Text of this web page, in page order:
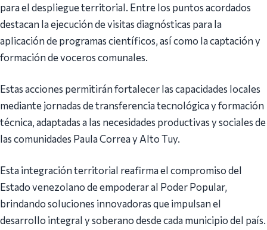
para el despliegue territorial. Entre los puntos acordados
destacan la ejecución de visitas diagnósticas para la
aplicación de programas científicos, así como la captación y
formación de voceros comunales.
Estas acciones permitirán fortalecer las capacidades locales
mediante jornadas de transferencia tecnológica y formación
técnica, adaptadas a las necesidades productivas y sociales de
las comunidades Paula Correa y Alto Tuy.
Esta integración territorial reafirma el compromiso del
Estado venezolano de empoderar al Poder Popular,
brindando soluciones innovadoras que impulsan el
desarrollo integral y soberano desde cada municipio del país.